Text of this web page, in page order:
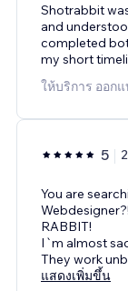
Shotrabbit
and
completed
my short
ให้บริการ ออก
5
You are
RABBIT!
I`m almost
They work
แสดงเพิ่มขึ้น